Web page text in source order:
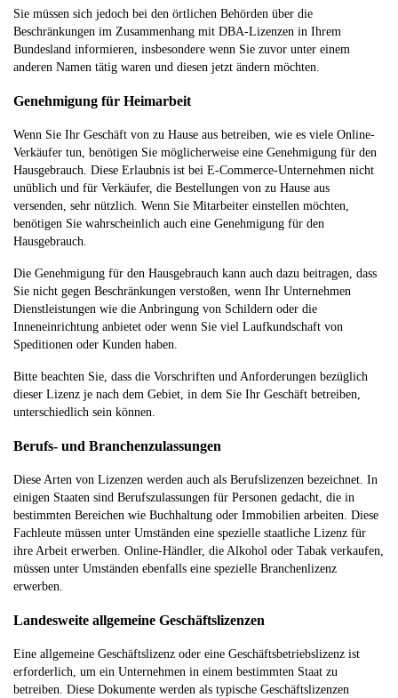
Sie müssen sich jedoch bei den örtlichen Behörden über die
Beschränkungen im Zusammenhang mit DBA-Lizenzen in Ihrem
Bundesland informieren, insbesondere wenn Sie zuvor unter einem
anderen Namen tätig waren und diesen jetzt ändern möchten.
Genehmigung für Heimarbeit
Wenn Sie Ihr Geschäft von zu Hause aus betreiben, wie es viele Online-
Verkäufer tun, benötigen Sie möglicherweise eine Genehmigung für den
Hausgebrauch. Diese Erlaubnis ist bei E-Commerce-Unternehmen nicht
unüblich und für Verkäufer, die Bestellungen von zu Hause aus
versenden, sehr nützlich. Wenn Sie Mitarbeiter einstellen möchten,
benötigen Sie wahrscheinlich auch eine Genehmigung für den
Hausgebrauch.
Die Genehmigung für den Hausgebrauch kann auch dazu beitragen, dass
Sie nicht gegen Beschränkungen verstoßen, wenn Ihr Unternehmen
Dienstleistungen wie die Anbringung von Schildern oder die
Inneneinrichtung anbietet oder wenn Sie viel Laufkundschaft von
Speditionen oder Kunden haben.
Bitte beachten Sie, dass die Vorschriften und Anforderungen bezüglich
dieser Lizenz je nach dem Gebiet, in dem Sie Ihr Geschäft betreiben,
unterschiedlich sein können.
Berufs- und Branchenzulassungen
Diese Arten von Lizenzen werden auch als Berufslizenzen bezeichnet. In
einigen Staaten sind Berufszulassungen für Personen gedacht, die in
bestimmten Bereichen wie Buchhaltung oder Immobilien arbeiten. Diese
Fachleute müssen unter Umständen eine spezielle staatliche Lizenz für
ihre Arbeit erwerben. Online-Händler, die Alkohol oder Tabak verkaufen,
müssen unter Umständen ebenfalls eine spezielle Branchenlizenz
erwerben.
Landesweite allgemeine Geschäftslizenzen
Eine allgemeine Geschäftslizenz oder eine Geschäftsbetriebslizenz ist
erforderlich, um ein Unternehmen in einem bestimmten Staat zu
betreiben. Diese Dokumente werden als typische Geschäftslizenzen